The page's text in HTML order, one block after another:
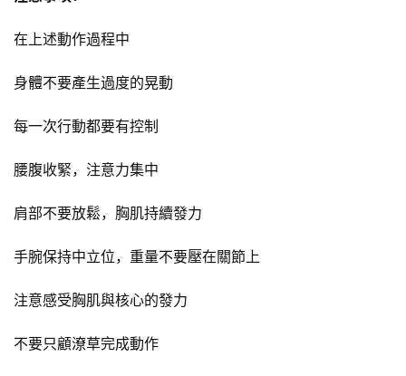
在上述動作過程中
身體不要產生過度的晃動
每一次行動都要有控制
腰腹收緊，注意力集中
肩部不要放鬆，胸肌持續發力
手腕保持中立位，重量不要壓在關節上
注意感受胸肌與核心的發力
不要只顧潦草完成動作